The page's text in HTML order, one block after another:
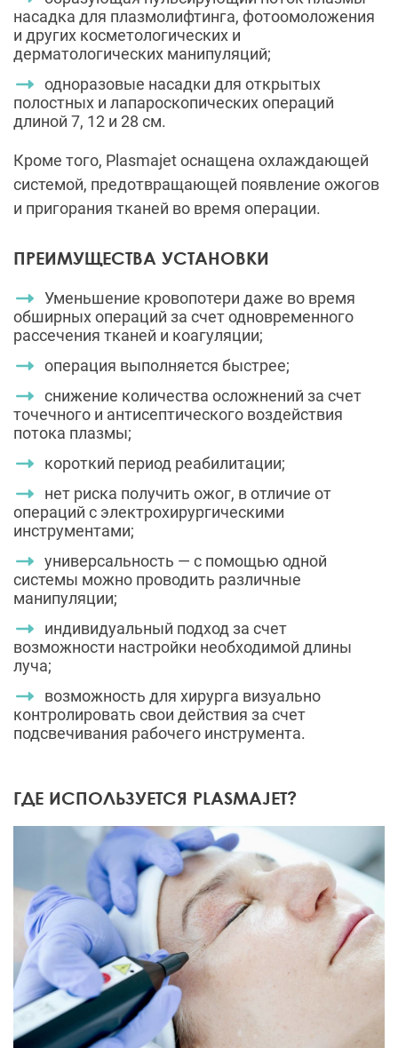
насадка для плазмолифтинга, фотоомоложения
и других косметологических и
дерматологических манипуляций;
одноразовые насадки для открытых
полостных и лапароскопических операций
длиной 7, 12 и 28 см.
Кроме того, Plasmajet оснащена охлаждающей
системой, предотвращающей появление ожогов
и пригорания тканей во время операции.
ПРЕИМУЩЕСТВА УСТАНОВКИ
Уменьшение кровопотери даже во время
обширных операций за счет одновременного
рассечения тканей и коагуляции;
операция выполняется быстрее;
снижение количества осложнений за счет
точечного и антисептического воздействия
потока плазмы;
короткий период реабилитации;
нет риска получить ожог, в отличие от
операций с электрохирургическими
инструментами;
универсальность — с помощью одной
системы можно проводить различные
манипуляции;
индивидуальный подход за счет
возможности настройки необходимой длины
луча;
возможность для хирурга визуально
контролировать свои действия за счет
подсвечивания рабочего инструмента.
ГДЕ ИСПОЛЬЗУЕТСЯ PLASMAJET?